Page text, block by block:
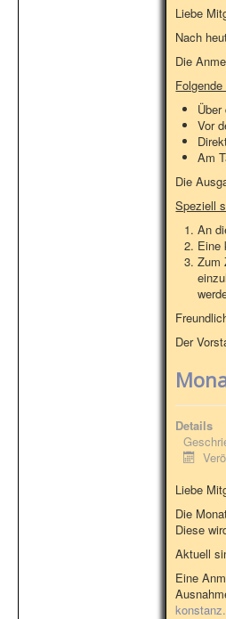
Liebe
Nach
Die
Vor
Am
Die
Speziell
An
Eine
Zum
Der
Details
Liebe
Die
Diese
Aktuell
Eine